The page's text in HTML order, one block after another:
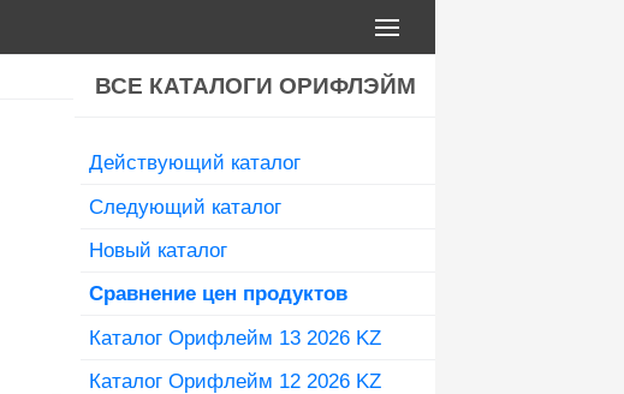
ВСЕ КАТАЛОГИ ОРИФЛЭЙМ
Действующий каталог
Следующий каталог
Новый каталог
Сравнение цен продуктов
Каталог Орифлейм 13 2026 KZ
Каталог Орифлейм 12 2026 KZ